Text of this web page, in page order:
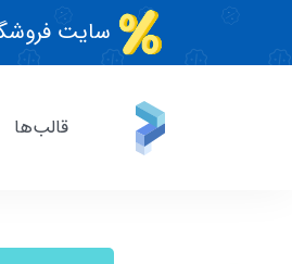
سایت فروشگاهی
قالب‌ها